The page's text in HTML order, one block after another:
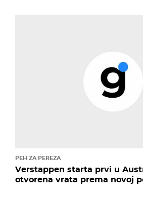
PEH ZA PEREZA
Verstappen starta prvi u
otvorena vrata prema novoj